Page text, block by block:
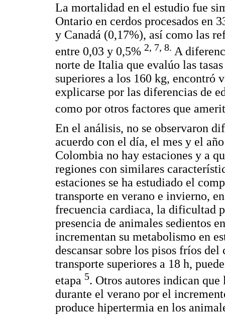
La mortalidad en el estudio fue
Ontario en cerdos procesados en
y Canadá (0,17%), así como las
entre 0,03 y 0,5% 2, 7, 8. A
norte de Italia que evalúo las
superiores a los 160 kg, encontró
explicarse por las diferencias de
como por otros factores que
En el análisis, no se observaron
acuerdo con el día, el mes y el
Colombia no hay estaciones y a
regiones con similares
estaciones se ha estudiado el
transporte en verano e invierno,
frecuencia cardiaca, la dificultad
presencia de animales sedientos
incrementan su metabolismo en
descansar sobre los pisos fríos
transporte superiores a 18 h,
etapa 5. Otros autores indican que
durante el verano por el
produce hipertermia en los